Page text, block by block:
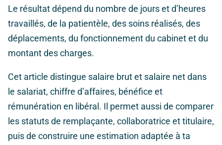
Le résultat dépend du nombre de jours et d’heures
travaillés, de la patientèle, des soins réalisés, des
déplacements, du fonctionnement du cabinet et du
montant des charges.
Cet article distingue salaire brut et salaire net dans
le salariat, chiffre d’affaires, bénéfice et
rémunération en libéral. Il permet aussi de comparer
les statuts de remplaçante, collaboratrice et titulaire,
puis de construire une estimation adaptée à ta